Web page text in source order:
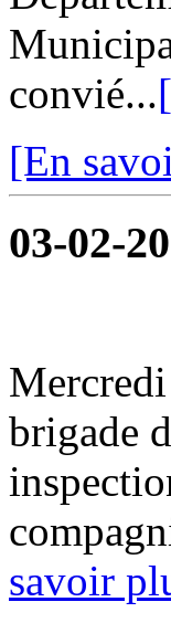
convié...
[En
03-02-
brigade
savoir